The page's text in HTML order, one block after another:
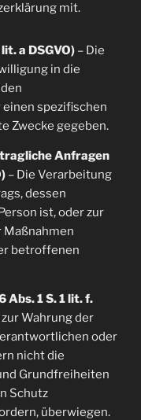
mit.
a DSGVO)– Die
in die
spezifischen
Zwecke gegeben.
Anfragen
– Die Verarbeitung
dessen
ist, oder zur
betroffenen
1 S. 1 lit. f.
Wahrung der
oder
nicht die
Grundfreiheiten
Schutz
überwiegen.